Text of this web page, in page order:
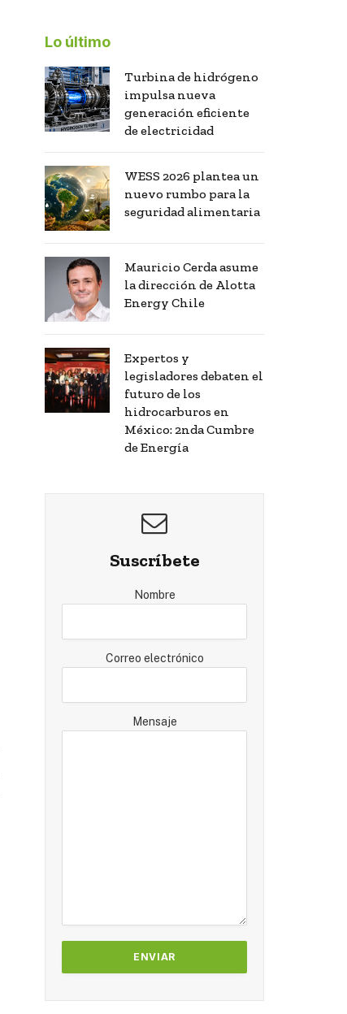
Lo último
Turbina de hidrógeno
impulsa nueva
generación eficiente
de electricidad
WESS 2026 plantea un
nuevo rumbo para la
seguridad alimentaria
Mauricio Cerda asume
la dirección de Alotta
Energy Chile
Expertos y
legisladores debaten el
futuro de los
hidrocarburos en
México: 2nda Cumbre
de Energía
Suscríbete
Nombre
Correo electrónico
Mensaje